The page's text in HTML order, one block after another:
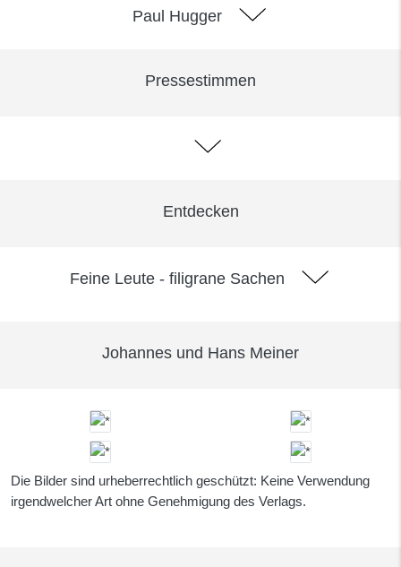
Paul Hugger
Pressestimmen
Entdecken
Feine Leute - filigrane Sachen
Johannes und Hans Meiner
Die Bilder sind urheberrechtlich geschützt: Keine Verwendung
irgendwelcher Art ohne Genehmigung des Verlags.